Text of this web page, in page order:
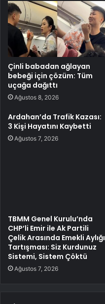
Çinli babadan ağlayan
bebeği için çözüm: Tüm
uçağa dağıttı
Ağustos 8, 2026
Ardahan’da Trafik Kazası:
3 Kişi Hayatını Kaybetti
Ağustos 7, 2026
TBMM Genel Kurulu’nda
CHP’li Emir ile Ak Partili
Çelik Arasında Emekli Aylığı
Tartışması: Siz Kurdunuz
Sistemi, Sistem Çöktü
Ağustos 7, 2026